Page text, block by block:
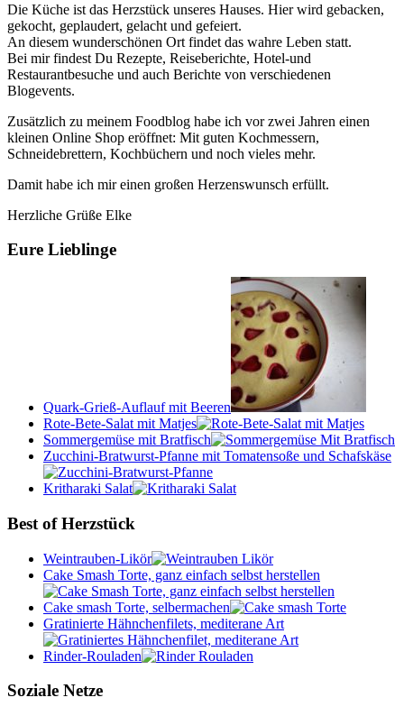
Die Küche ist das Herzstück unseres Hauses. Hier wird gebacken,
gekocht, geplaudert, gelacht und gefeiert.
An diesem wunderschönen Ort findet das wahre Leben statt.
Bei mir findest Du Rezepte, Reiseberichte, Hotel-und
Restaurantbesuche und auch Berichte von verschiedenen
Blogevents.
Zusätzlich zu meinem Foodblog habe ich vor zwei Jahren einen
kleinen Online Shop eröffnet: Mit guten Kochmessern,
Schneidebrettern, Kochbüchern und noch vieles mehr.
Damit habe ich mir einen großen Herzenswunsch erfüllt.
Herzliche Grüße Elke
Eure Lieblinge
Quark-Grieß-Auflauf mit Beeren
Rote-Bete-Salat mit Matjes
Sommergemüse mit Bratfisch
Zucchini-Bratwurst-Pfanne mit Tomatensoße und Schafskäse
Kritharaki Salat
Best of Herzstück
Weintrauben-Likör
Cake Smash Torte, ganz einfach selbst herstellen
Cake smash Torte, selbermachen
Gratinierte Hähnchenfilets, mediterane Art
Rinder-Rouladen
Soziale Netze